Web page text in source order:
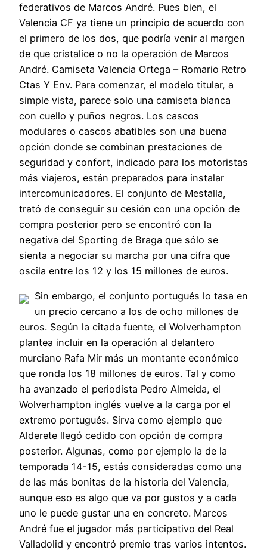
federativos de Marcos André. Pues bien, el
Valencia CF ya tiene un principio de acuerdo con
el primero de los dos, que podría venir al margen
de que cristalice o no la operación de Marcos
André. Camiseta Valencia Ortega – Romario Retro
Ctas Y Env. Para comenzar, el modelo titular, a
simple vista, parece solo una camiseta blanca
con cuello y puños negros. Los cascos
modulares o cascos abatibles son una buena
opción donde se combinan prestaciones de
seguridad y confort, indicado para los motoristas
más viajeros, están preparados para instalar
intercomunicadores. El conjunto de Mestalla,
trató de conseguir su cesión con una opción de
compra posterior pero se encontró con la
negativa del Sporting de Braga que sólo se
sienta a negociar su marcha por una cifra que
oscila entre los 12 y los 15 millones de euros.
Sin embargo, el conjunto portugués lo tasa en
un precio cercano a los de ocho millones de
euros. Según la citada fuente, el Wolverhampton
plantea incluir en la operación al delantero
murciano Rafa Mir más un montante económico
que ronda los 18 millones de euros. Tal y como
ha avanzado el periodista Pedro Almeida, el
Wolverhampton inglés vuelve a la carga por el
extremo portugués. Sirva como ejemplo que
Alderete llegó cedido con opción de compra
posterior. Algunas, como por ejemplo la de la
temporada 14-15, estás consideradas como una
de las más bonitas de la historia del Valencia,
aunque eso es algo que va por gustos y a cada
uno le puede gustar una en concreto. Marcos
André fue el jugador más participativo del Real
Valladolid y encontró premio tras varios intentos.